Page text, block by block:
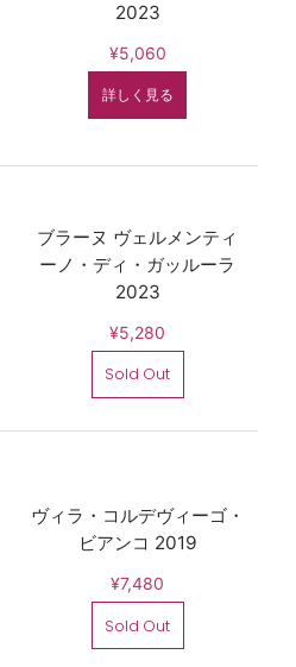
2023
¥5,060
詳しく見る
ブラーヌ ヴェルメンティ
ーノ・ディ・ガッルーラ
2023
¥5,280
Sold Out
ヴィラ・コルデヴィーゴ・
ビアンコ 2019
¥7,480
Sold Out